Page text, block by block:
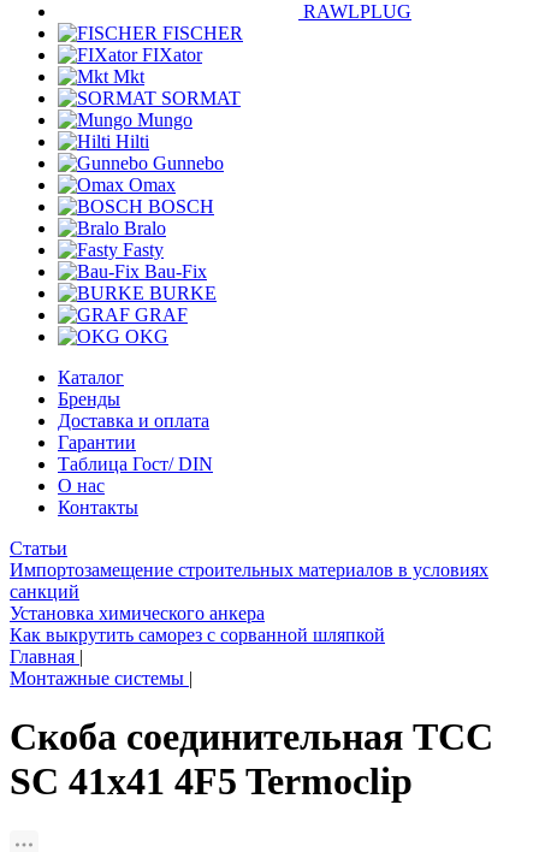
RAWLPLUG
FISCHER
FIXator
Mkt
SORMAT
Mungo
Hilti
Gunnebo
Omax
BOSCH
Bralo
Fasty
Bau-Fix
BURKE
GRAF
OKG
Каталог
Бренды
Доставка и оплата
Гарантии
Таблица Гост/ DIN
О нас
Контакты
Статьи
Импортозамещение строительных материалов в условиях
санкций
Установка химического анкера
Как выкрутить саморез с сорванной шляпкой
Главная |
Монтажные системы |
Скоба соединительная TCC
SC 41х41 4F5 Termoclip